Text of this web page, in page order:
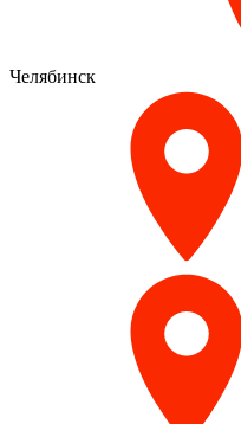
Челябинск